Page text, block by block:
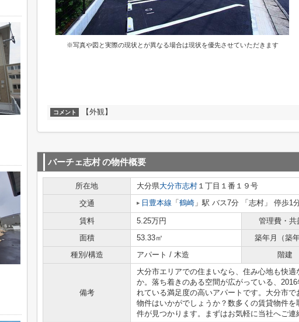
※写真や図と実際の現状とが異なる場合は現状を優先させていただきます
コメント 【外観】
バーチェ志村の物件概要
所在地 大分県大分市志村 １丁目１番１９号
交通
日豊本線 「 鶴崎 」駅 バス7分 「志村」 停歩1
賃料 5.25万円 管理費・共
面積
53.33㎡ 築年月（築年
種別/構造
アパート / 木造 階建
備考
大分市エリアでの住まいなら、住み心地も快
か。落ち着きのある空間が広がっている、
れている満足度の高いアパートです。大分市
物件はいかがでしょうか？数多くの賃貸物件
件が見つかります。まずはお気軽に当社へご連